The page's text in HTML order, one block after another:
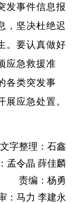
发事件信息报
，坚决杜绝迟
。要认真做好
应急救援准
各类突发事
应急处置。
文字整理：石鑫
孟令晶 薛佳麟
责编：杨勇
：马力 李建永